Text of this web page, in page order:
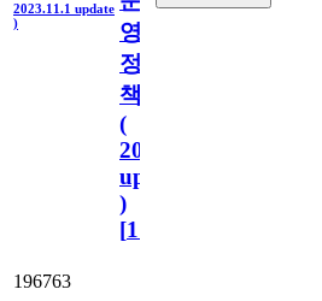
2023.11.1 update
)
영
정
책
(
2023.11.1
update
)
[110
196763